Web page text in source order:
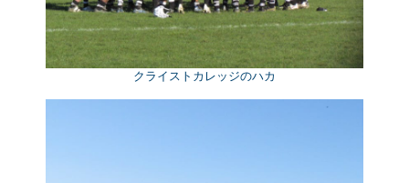
クライストカレッジのハカ